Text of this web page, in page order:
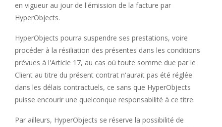
en vigueur au jour de l'émission de la facture par
HyperObjects.
HyperObjects pourra suspendre ses prestations, voire
procéder à la résiliation des présentes dans les conditions
prévues à l'Article 17, au cas où toute somme due par le
Client au titre du présent contrat n'aurait pas été réglée
dans les délais contractuels, ce sans que HyperObjects
puisse encourir une quelconque responsabilité à ce titre.
Par ailleurs, HyperObjects se réserve la possibilité de